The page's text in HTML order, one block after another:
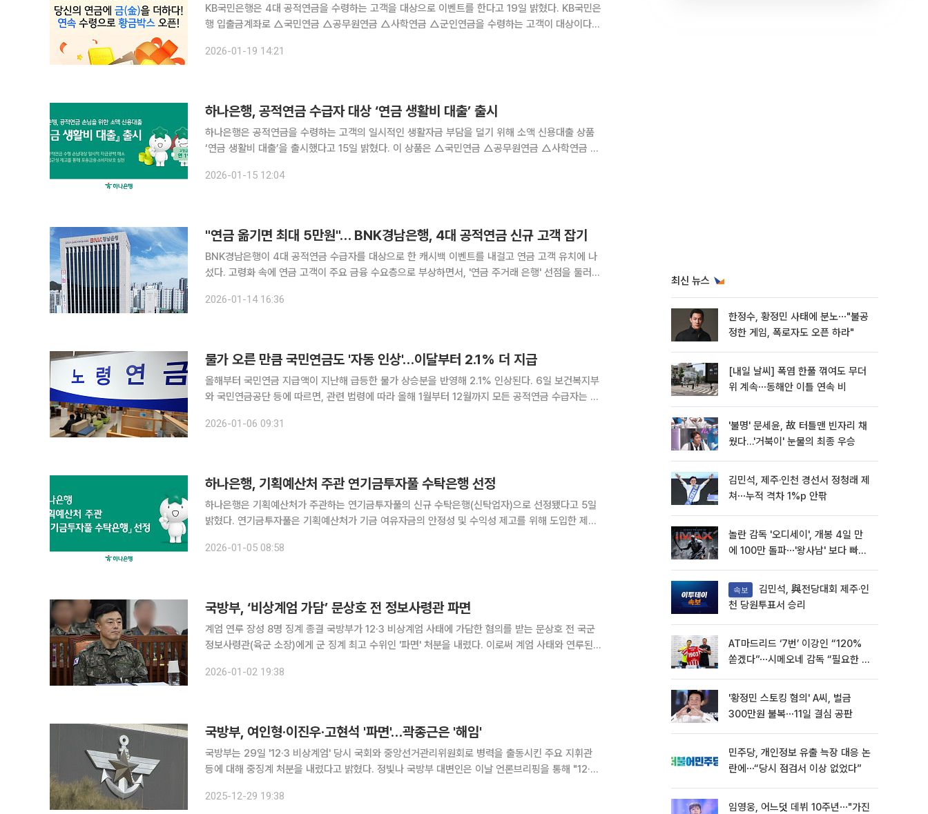
KB국민은행은 4대 공적연금을 수령하는 고객을 대상으로 이벤트를 한다고 19일 밝혔다. KB국민은
행 입출금계좌로 △국민연금 △공무원연금 △사학연금 △군인연금을 수령하는 고객이 대상이다.
2026-01-19 14:21
하나은행, 공적연금 수급자 대상 ‘연금 생활비 대출’ 출시
하나은행은 공적연금을 수령하는 고객의 일시적인 생활자금 부담을 덜기 위해 소액 신용대출 상품
‘연금 생활비 대출’을 출시했다고 15일 밝혔다. 이 상품은 △국민연금 △공무원연금 △사학연금 △
요에 대응하고 금융 접근성을 높이기 위한 환경·사회·지배구조(ESG)
2026-01-15 12:04
"연금 옮기면 최대 5만원"… BNK경남은행, 4대 공적연금 신규 고객 잡기
BNK경남은행이 4대 공적연금 수급자를 대상으로 한 캐시백 이벤트를 내걸고 연금 고객 유치에 나
섰다. 고령화 속에 연금 고객이 주요 금융 수요층으로 부상하면서, '연금 주거래 은행' 선점을 둘러싼
금 등 '4대 공적연금 신규 고객 이벤트'를 진행 중이라고 14일
2026-01-14 16:36
물가 오른 만큼 국민연금도 '자동 인상'…이달부터 2.1% 더 지급
올해부터 국민연금 지급액이 지난해 급등한 물가 상승분을 반영해 2.1% 인상된다. 6일 보건복지부
와 국민연금공단 등에 따르면, 관련 법령에 따라 올해 1월부터 12월까지 모든 공적연금 수급자는 지
영한 결과다. 국민연금법과 공무원연금법 등은 화폐가치 하락으
2026-01-06 09:31
하나은행, 기획예산처 주관 연기금투자풀 수탁은행 선정
하나은행은 기획예산처가 주관하는 연기금투자풀의 신규 수탁은행(신탁업자)으로 선정됐다고 5일
밝혔다. 연기금투자풀은 기획예산처가 기금 여유자금의 안정성 및 수익성 제고를 위해 도입한 제도
기금 및 공공기관의 투자자산에 대한 취득·처분·결제·보관 등 통합관리를 비롯해
2026-01-05 08:58
국방부, ‘비상계엄 가담’ 문상호 전 정보사령관 파면
계엄 연루 장성 8명 징계 종결 국방부가 12·3 비상계엄 사태에 가담한 혐의를 받는 문상호 전 국군
정보사령관(육군 소장)에게 군 징계 최고 수위인 '파면' 처분을 내렸다. 이로써 계엄 사태와 연루된
호 소장에 대해 법령준수 및 성실 의무, 비밀엄수 의
2026-01-02 19:38
국방부, 여인형·이진우·고현석 '파면'…곽종근은 '해임'
국방부는 29일 '12·3 비상계엄' 당시 국회와 중앙선거관리위원회로 병력을 출동시킨 주요 지휘관
등에 대해 중징계 처분을 내렸다고 밝혔다. 정빛나 국방부 대변인은 이날 언론브리핑을 통해 "12·3
석 중장을 법령준수의무위반으로, 그리고 대령 1명을 성실의무위반
2025-12-29 19:38
최신 뉴스
한정수, 황정민 사태에 분노⋯"불공
정한 게임, 폭로자도 오픈 하라"
[내일 날씨] 폭염 한풀 꺾여도 무더
위 계속⋯동해안 이틀 연속 비
'불명' 문세윤, 故 터틀맨 빈자리 채
웠다…'거북이' 눈물의 최종 우승
김민석, 제주·인천 경선서 정청래 제
쳐⋯누적 격차 1%p 안팎
놀란 감독 '오디세이', 개봉 4일 만
에 100만 돌파⋯'왕사남' 보다 빠르
속보
천 당원투표서 승리
AT마드리드 ‘7번’ 이강인 “120%
쏟겠다”⋯시메오네 감독 “필요한 선
'황정민 스토킹 혐의' A씨, 벌금
300만원 불복⋯11일 결심 공판
민주당, 개인정보 유출 늑장 대응 논
란에⋯“당시 점검서 이상 없었다”
임영웅, 어느덧 데뷔 10주년⋯"가진